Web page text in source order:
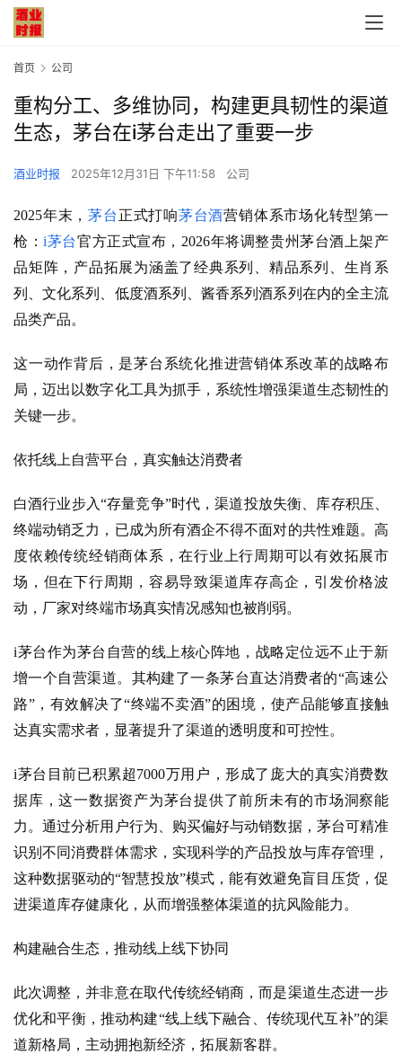
首页 公司
重构分工、多维协同，构建更具韧性的渠道
生态，茅台在i茅台走出了重要一步
酒业时报 2025年12月31日 下午11:58 公司
2025年末，茅台 正式打响茅台酒营销体系市场化转型第一
枪：i茅台官方正式宣布，2026年将调整贵州茅台酒上架产
品矩阵，产品拓展为涵盖了经典系列、精品系列、生肖系
列、文化系列、低度酒系列、酱香系列酒系列在内的全主流
品类产品。
这一动作背后，是茅台系统化推进营销体系改革的战略布
局，迈出以数字化工具为抓手，系统性增强渠道生态韧性的
关键一步。
依托线上自营平台，真实触达消费者
白酒行业步入“存量竞争”时代，渠道投放失衡、库存积压、
终端动销乏力，已成为所有酒企不得不面对的共性难题。高
度依赖传统经销商体系，在行业上行周期可以有效拓展市
场，但在下行周期，容易导致渠道库存高企，引发价格波
动，厂家对终端市场真实情况感知也被削弱。
i茅台作为茅台自营的线上核心阵地，战略定位远不止于新
增一个自营渠道。其构建了一条茅台直达消费者的“高速公
路”，有效解决了“终端不卖酒”的困境，使产品能够直接触
达真实需求者，显著提升了渠道的透明度和可控性。
i茅台目前已积累超7000万用户，形成了庞大的真实消费数
据库，这一数据资产为茅台提供了前所未有的市场洞察能
力。通过分析用户行为、购买偏好与动销数据，茅台可精准
识别不同消费群体需求，实现科学的产品投放与库存管理，
这种数据驱动的“智慧投放”模式，能有效避免盲目压货，促
进渠道库存健康化，从而增强整体渠道的抗风险能力。
构建融合生态，推动线上线下协同
此次调整，并非意在取代传统经销商，而是渠道生态进一步
优化和平衡，推动构建“线上线下融合、传统现代互补”的渠
道新格局，主动拥抱新经济，拓展新客群。